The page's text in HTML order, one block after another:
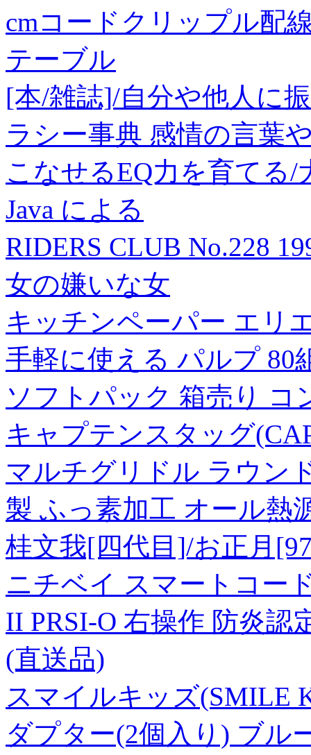
cmコードクリップル配
テーブル
[本/雑誌]/自分や他人に
ラシー事典 感情の言葉
こなせるEQ力を育てる/
Java による
RIDERS CLUB No.228
女の嫌いな女
キッチンペーパー エリ
手軽に使える パルプ 80
ソフトパック 箱売り コ
キャプテンスタッグ
マルチグリドル ラウン
製 ふっ素加工 オール熱
桂文我[四代目]/お正月
ニチベイ スマートコー
II PRSI-O 右操作 防炎認
(直送品)
スマイルキッズ(SMILE
ダプター(2個入り) ブル